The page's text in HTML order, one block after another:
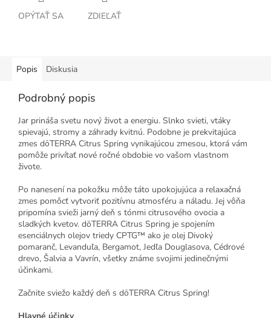
OPÝTAŤ SA ZDIEĽAŤ
Popis Diskusia
Podrobný popis
Jar prináša svetu nový život a energiu. Slnko svieti, vtáky
spievajú, stromy a záhrady kvitnú. Podobne je prekvitajúca
zmes dōTERRA Citrus Spring vynikajúcou zmesou, ktorá vám
pomôže privítať nové ročné obdobie vo vašom vlastnom
živote.
Po nanesení na pokožku môže táto upokojujúca a relaxačná
zmes pomôcť vytvoriť pozitívnu atmosféru a náladu. Jej vôňa
pripomína svieži jarný deň s tónmi citrusového ovocia a
sladkých kvetov. dōTERRA Citrus Spring je spojením
esenciálnych olejov triedy CPTG™ ako je olej Divoký
pomaranč, Levanduľa, Bergamot, Jedľa Douglasova, Cédrové
drevo, Šalvia a Vavrín, všetky známe svojimi jedinečnými
účinkami.
Začnite sviežo každý deň s dōTERRA Citrus Spring!